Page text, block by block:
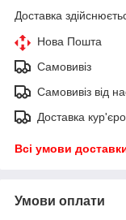
Доставка
Нова Пошта
Самовивіз
Самовивіз від
Доставка
Всі умови
Умови оплати